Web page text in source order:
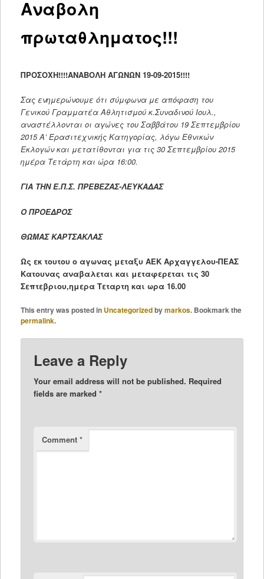
Αναβολη
πρωταθληματος!!!
ΠΡΟΣΟΧΗ!!!!ΑΝΑΒΟΛΗ ΑΓΩΝΩΝ 19-09-2015!!!!
Σας ενημερώνουμε ότι σύμφωνα με απόφαση του
Γενικού Γραμματέα Αθλητισμού κ.Συναδινού Ιουλ.,
αναστέλλονται οι αγώνες του Σαββάτου 19 Σεπτεμβρίου
2015 Α’ Ερασιτεχνικής Κατηγορίας, λόγω Εθνικών
Εκλογών και μετατίθονται για τις 30 Σεπτεμβρίου 2015
ημέρα Τετάρτη και ώρα 16:00.
ΓΙΑ ΤΗΝ Ε.Π.Σ. ΠΡΕΒΕΖΑΣ-ΛΕΥΚΑΔΑΣ
Ο ΠΡΟΕΔΡΟΣ
ΘΩΜΑΣ ΚΑΡΤΣΑΚΛΑΣ
Ως εκ τουτου ο αγωνας μεταξυ ΑΕΚ Αρχαγγελου-ΠΕΑΣ
Κατουνας αναβαλεται και μεταφερεται τις 30
Σεπτεβριου,ημερα Τεταρτη και ωρα 16.00
This entry was posted in Uncategorizedbymarkos. Bookmark the
permalink.
Leave a Reply
Your email address will not be published. Required
fields are marked*
Comment*